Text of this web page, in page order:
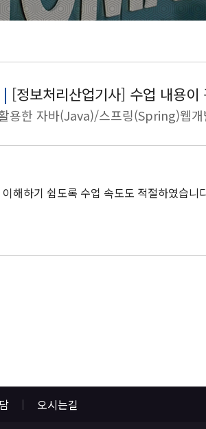
| [정보처리산업기사] 수업 내용
용한 자바(Java)/스프링(Spring)웹개
해하기 쉽도록 수업 속도도 적절하였습니
오시는길